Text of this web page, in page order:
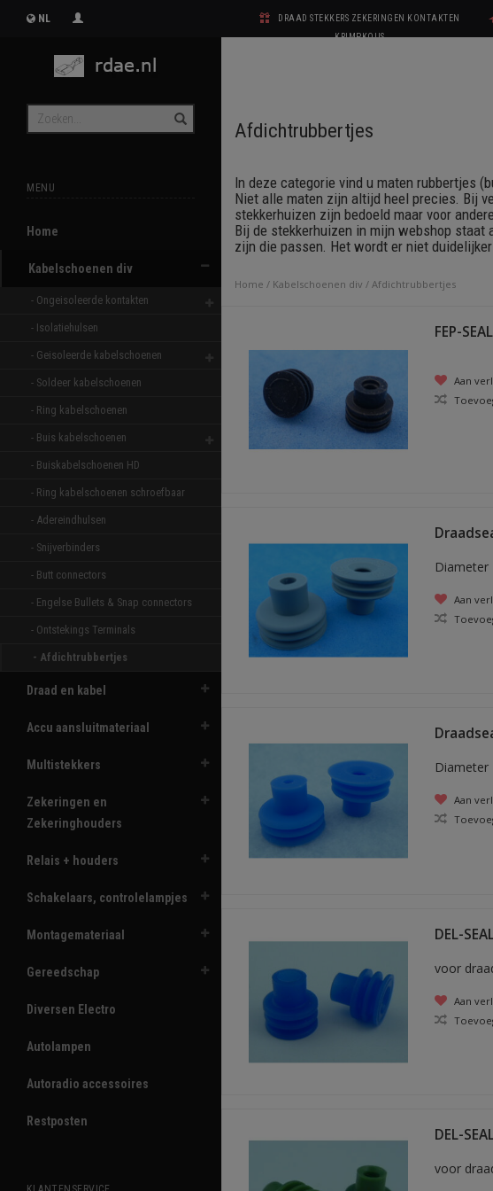
NL
DRAAD STEKKERS ZEKERINGEN KONTAKTEN
KRIMPKOUS
MENU
Home
Kabelschoenen div
- Ongeisoleerde kontakten
- Isolatiehulsen
- Geisoleerde kabelschoenen
- Soldeer kabelschoenen
- Ring kabelschoenen
- Buis kabelschoenen
- Buiskabelschoenen HD
- Ring kabelschoenen schroefbaar
- Adereindhulsen
- Snijverbinders
- Butt connectors
- Engelse Bullets & Snap connectors
- Ontstekings Terminals
- Afdichtrubbertjes
Draad en kabel
Accu aansluitmateriaal
Multistekkers
Zekeringen en
Zekeringhouders
Relais + houders
Schakelaars, controlelampjes
Montagemateriaal
Gereedschap
Diversen Electro
Autolampen
Autoradio accessoires
Restposten
Afdichtrubbertjes
In deze categorie vind u maten rubbertjes
Niet alle maten zijn altijd heel precies. Bij
stekkerhuizen zijn bedoeld maar voor
Bij de stekkerhuizen in mijn webshop staat
zijn die passen. Het wordt er niet
Home / Kabelschoenen div / Afdichtrubbertjes
FEP-
Aan
Diameter
Aan
Diameter
Aan
DEL-
voor
Aan
DEL-
voor